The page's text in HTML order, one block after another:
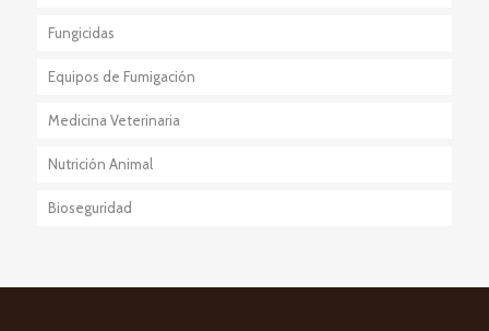
Fungicidas
Equipos de Fumigación
Medicina Veterinaria
Nutrición Animal
Bioseguridad